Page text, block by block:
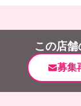
この店
募集